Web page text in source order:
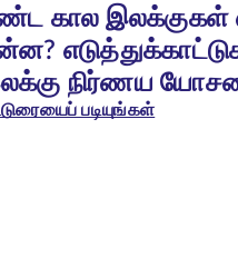
கால இலக்குகள்
நிர்ணய
படியுங்கள்